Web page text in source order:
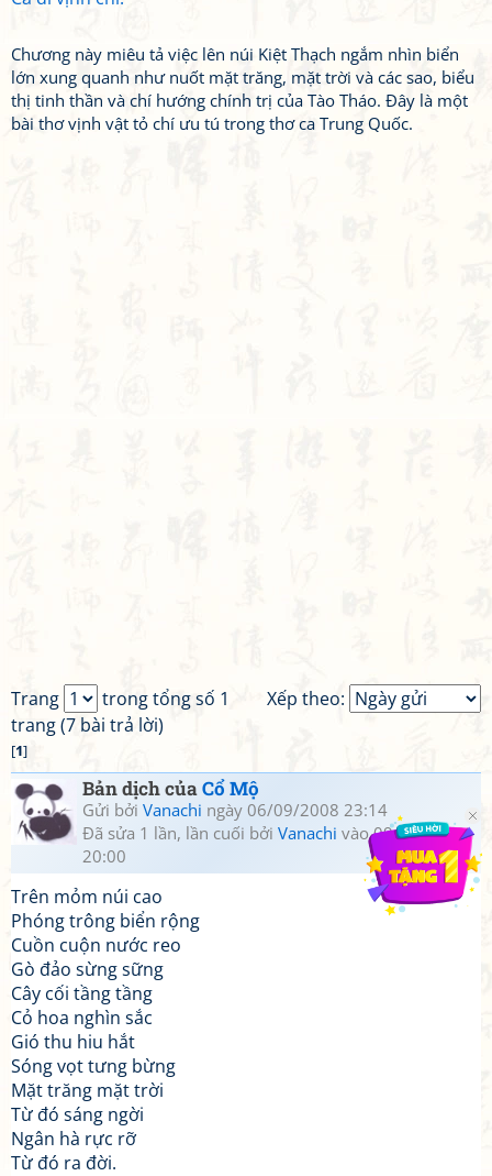
Chương này miêu tả việc lên núi Kiệt Thạch ngắm nhìn biển
lớn xung quanh như nuốt mặt trăng, mặt trời và các sao, biểu
thị tinh thần và chí hướng chính trị của Tào Tháo. Đây là một
bài thơ vịnh vật tỏ chí ưu tú trong thơ ca Trung Quốc.
Xếp theo:
Trang
trong tổng số 1
trang (7 bài trả lời)
[1]
Bản dịch củaCổ Mộ
Gửi bởi Vanachi ngày 06/09/2008 23:14
Đã sửa 1 lần, lần cuối bởi Vanachi vào 09/12/2008
20:00
Trên mỏm núi cao
Phóng trông biển rộng
Cuồn cuộn nước reo
Gò đảo sừng sững
Cây cối tầng tầng
Cỏ hoa nghìn sắc
Gió thu hiu hắt
Sóng vọt tưng bừng
Mặt trăng mặt trời
Từ đó sáng ngời
Ngân hà rực rỡ
Từ đó ra đời.